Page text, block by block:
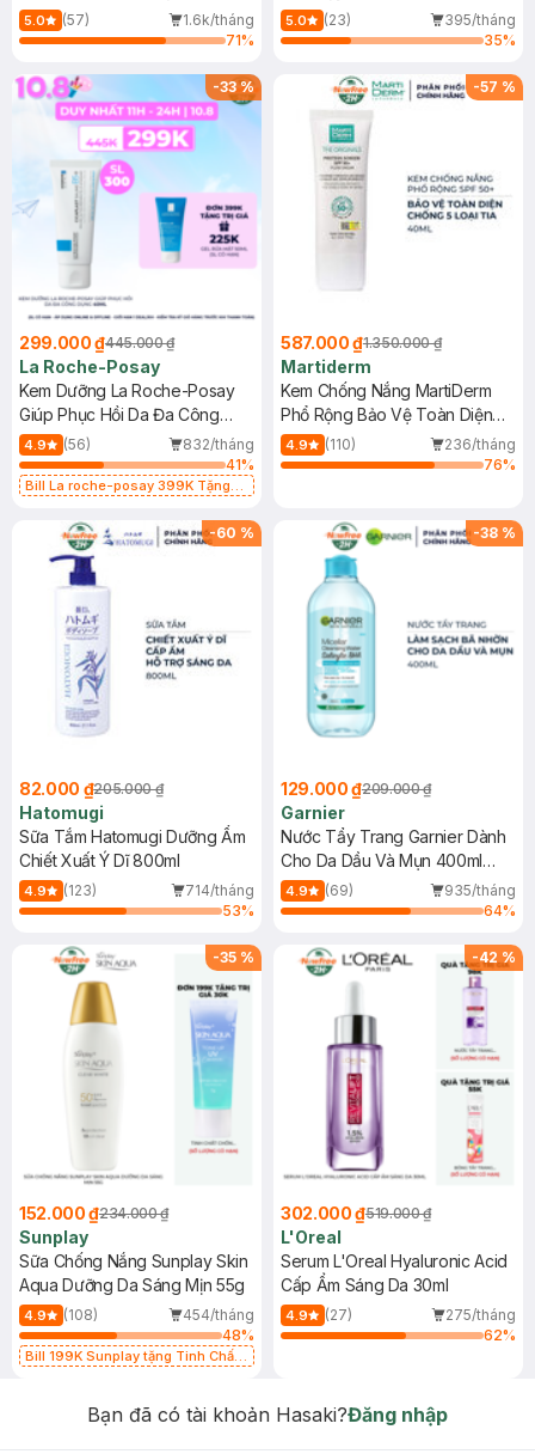
Dầu 500ml
5.0 (57)
1.6k/tháng
71%
(Mới)
5.0 (23)
395/tháng
35%
-33%
299.000 ₫445.000 ₫
La Roche-Posay
Kem Dưỡng La Roche-Posay
Giúp Phục Hồi Da Đa Công
Dụng 40ml
4.9 (56)
832/tháng
41%
Bill La roche-posay 399K Tặng
(SL có hạn)
-57 %
587.000 ₫1.350.000 ₫
Martiderm
Kem Chống Nắng MartiDerm
Phổ Rộng Bảo Vệ Toàn Diện
40ml
4.9 (110)
236/tháng
76%
-60 %
82.000 ₫205.000 ₫
Hatomugi
Sữa Tắm Hatomugi Dưỡng Ẩm
Chiết Xuất Ý Dĩ 800ml
4.9 (123)
714/tháng
53%
-38 %
129.000 ₫209.000 ₫
Garnier
Nước Tẩy Trang Garnier Dành
Cho Da Dầu Và Mụn 400ml
(Mới)
4.9 (69)
935/tháng
64%
-35 %
152.000 ₫234.000 ₫
Sunplay
Sữa Chống Nắng Sunplay Skin
Aqua Dưỡng Da Sáng Mịn 55g
4.9 (108)
454/tháng
48%
Bill 199K Sunplay tặng Tinh Chất
-42 %
302.000 ₫519.000 ₫
L'Oreal
Serum L'Oreal Hyaluronic Acid
Cấp Ẩm Sáng Da 30ml
4.9 (27)
275/tháng
62%
Bạn đã có tài khoản Hasaki?Đăng nhập